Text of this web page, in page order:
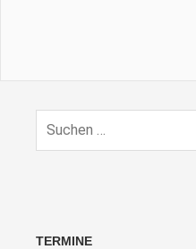
TERMINE